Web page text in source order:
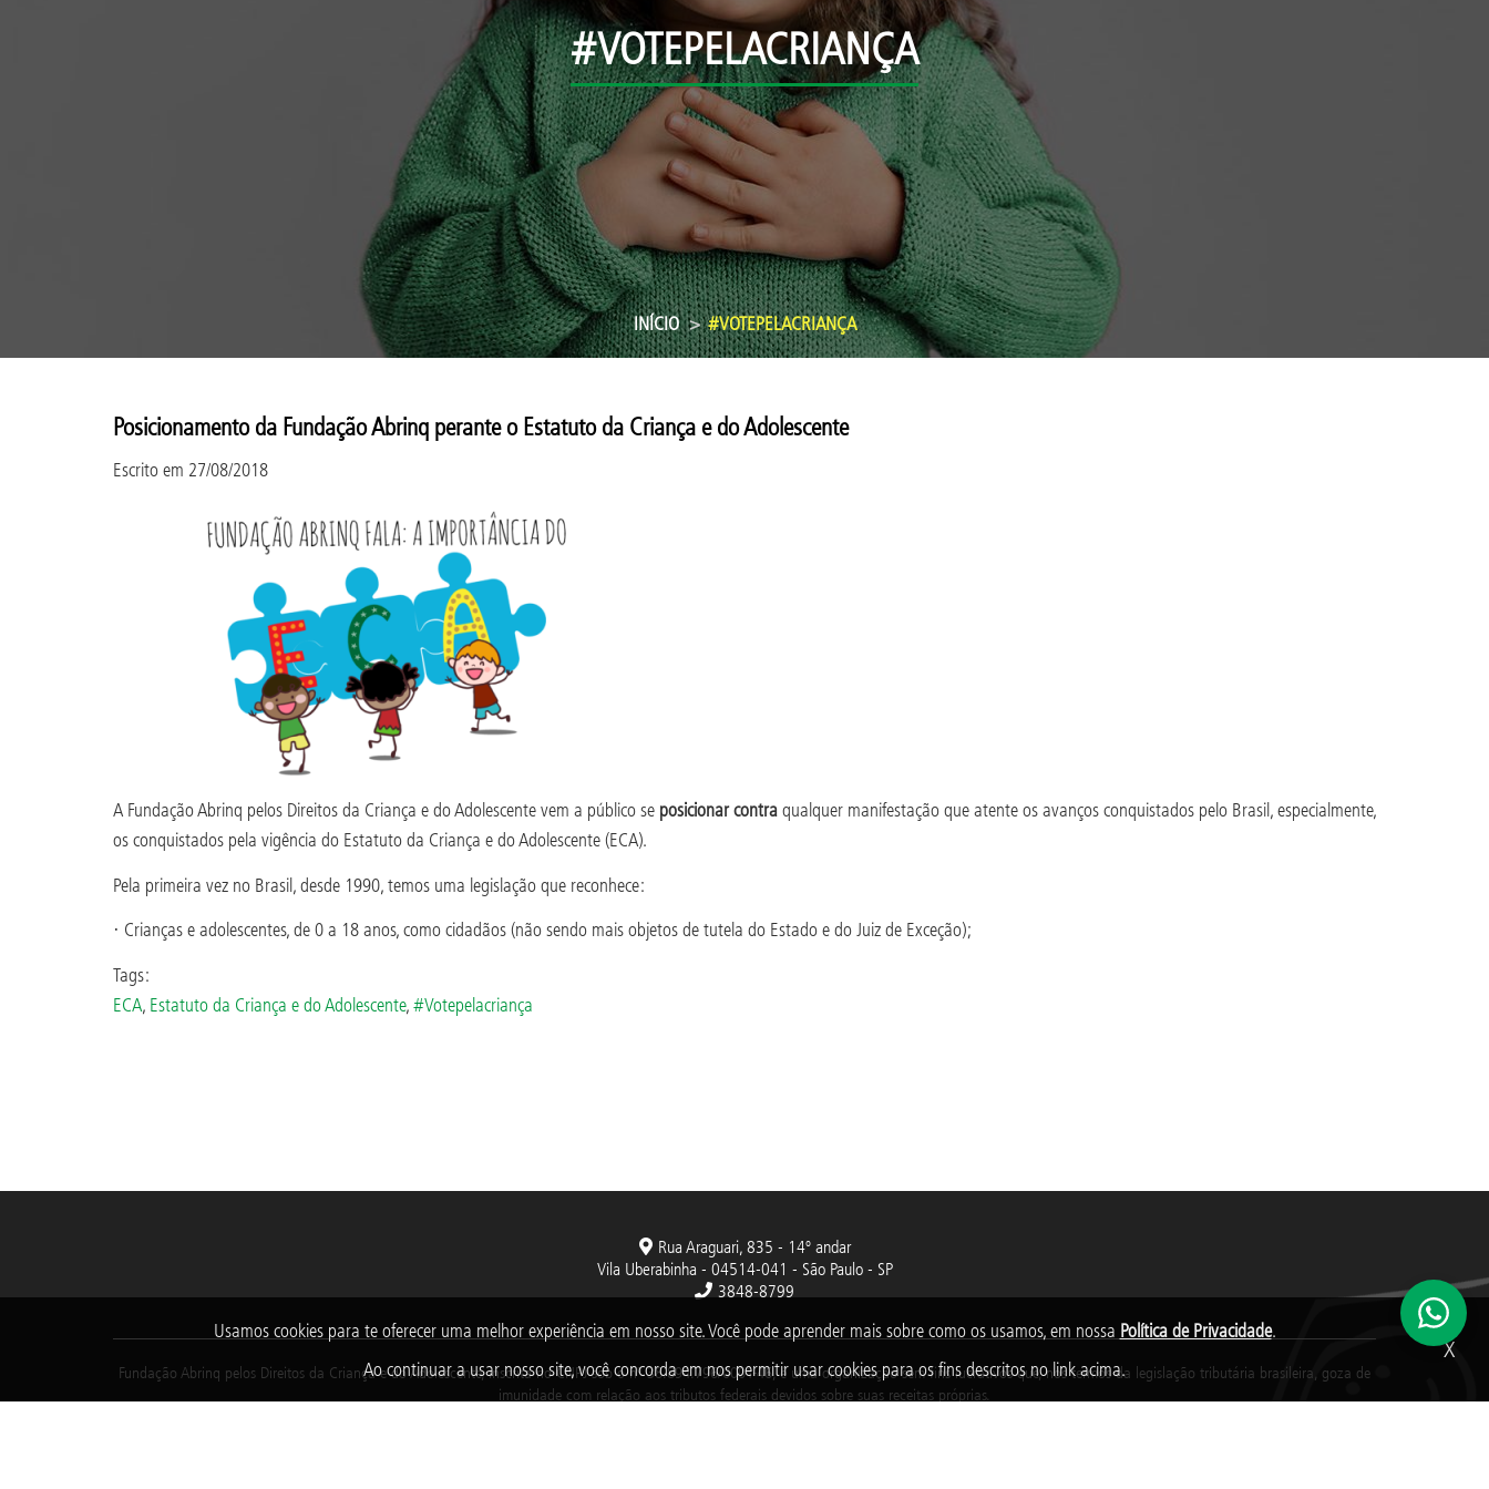
#VOTEPELACRIANÇA
INÍCIO #VOTEPELACRIANÇA
Usamos cookies para te oferecer uma melhor experiência em nosso site. Você pode aprender mais sobre como os usamos, em nossa Política de Privacidade.
Ao continuar a usar nosso site, você concorda em nos permitir usar cookies para os fins descritos no link acima.
X
Posicionamento da Fundação Abrinq perante o Estatuto da Criança e do Adolescente
Escrito em 27/08/2018
A Fundação Abrinq pelos Direitos da Criança e do Adolescente vem a público se posicionar contraqualquer manifestação que atente os avanços conquistados pelo Brasil, especialmente,
os conquistados pela vigência do Estatuto da Criança e do Adolescente (ECA).
Pela primeira vez no Brasil, desde 1990, temos uma legislação que reconhece:
· Crianças e adolescentes, de 0 a 18 anos, como cidadãos (não sendo mais objetos de tutela do Estado e do Juiz de Exceção);
Tags:
ECA, Estatuto da Criança e do Adolescente,#Votepelacriança
Rua Araguari, 835 - 14º andar
Vila Uberabinha - 04514-041 - São Paulo - SP
3848-8799
Fundação Abrinq pelos Direitos da Criança e do Adolescente, inscrita no CNPJ sob o nº 38.894.796/0001-46, é uma organização sem fins lucrativos que, nos termos da legislação tributária brasileira, goza de
imunidade com relação aos tributos federais devidos sobre suas receitas próprias.